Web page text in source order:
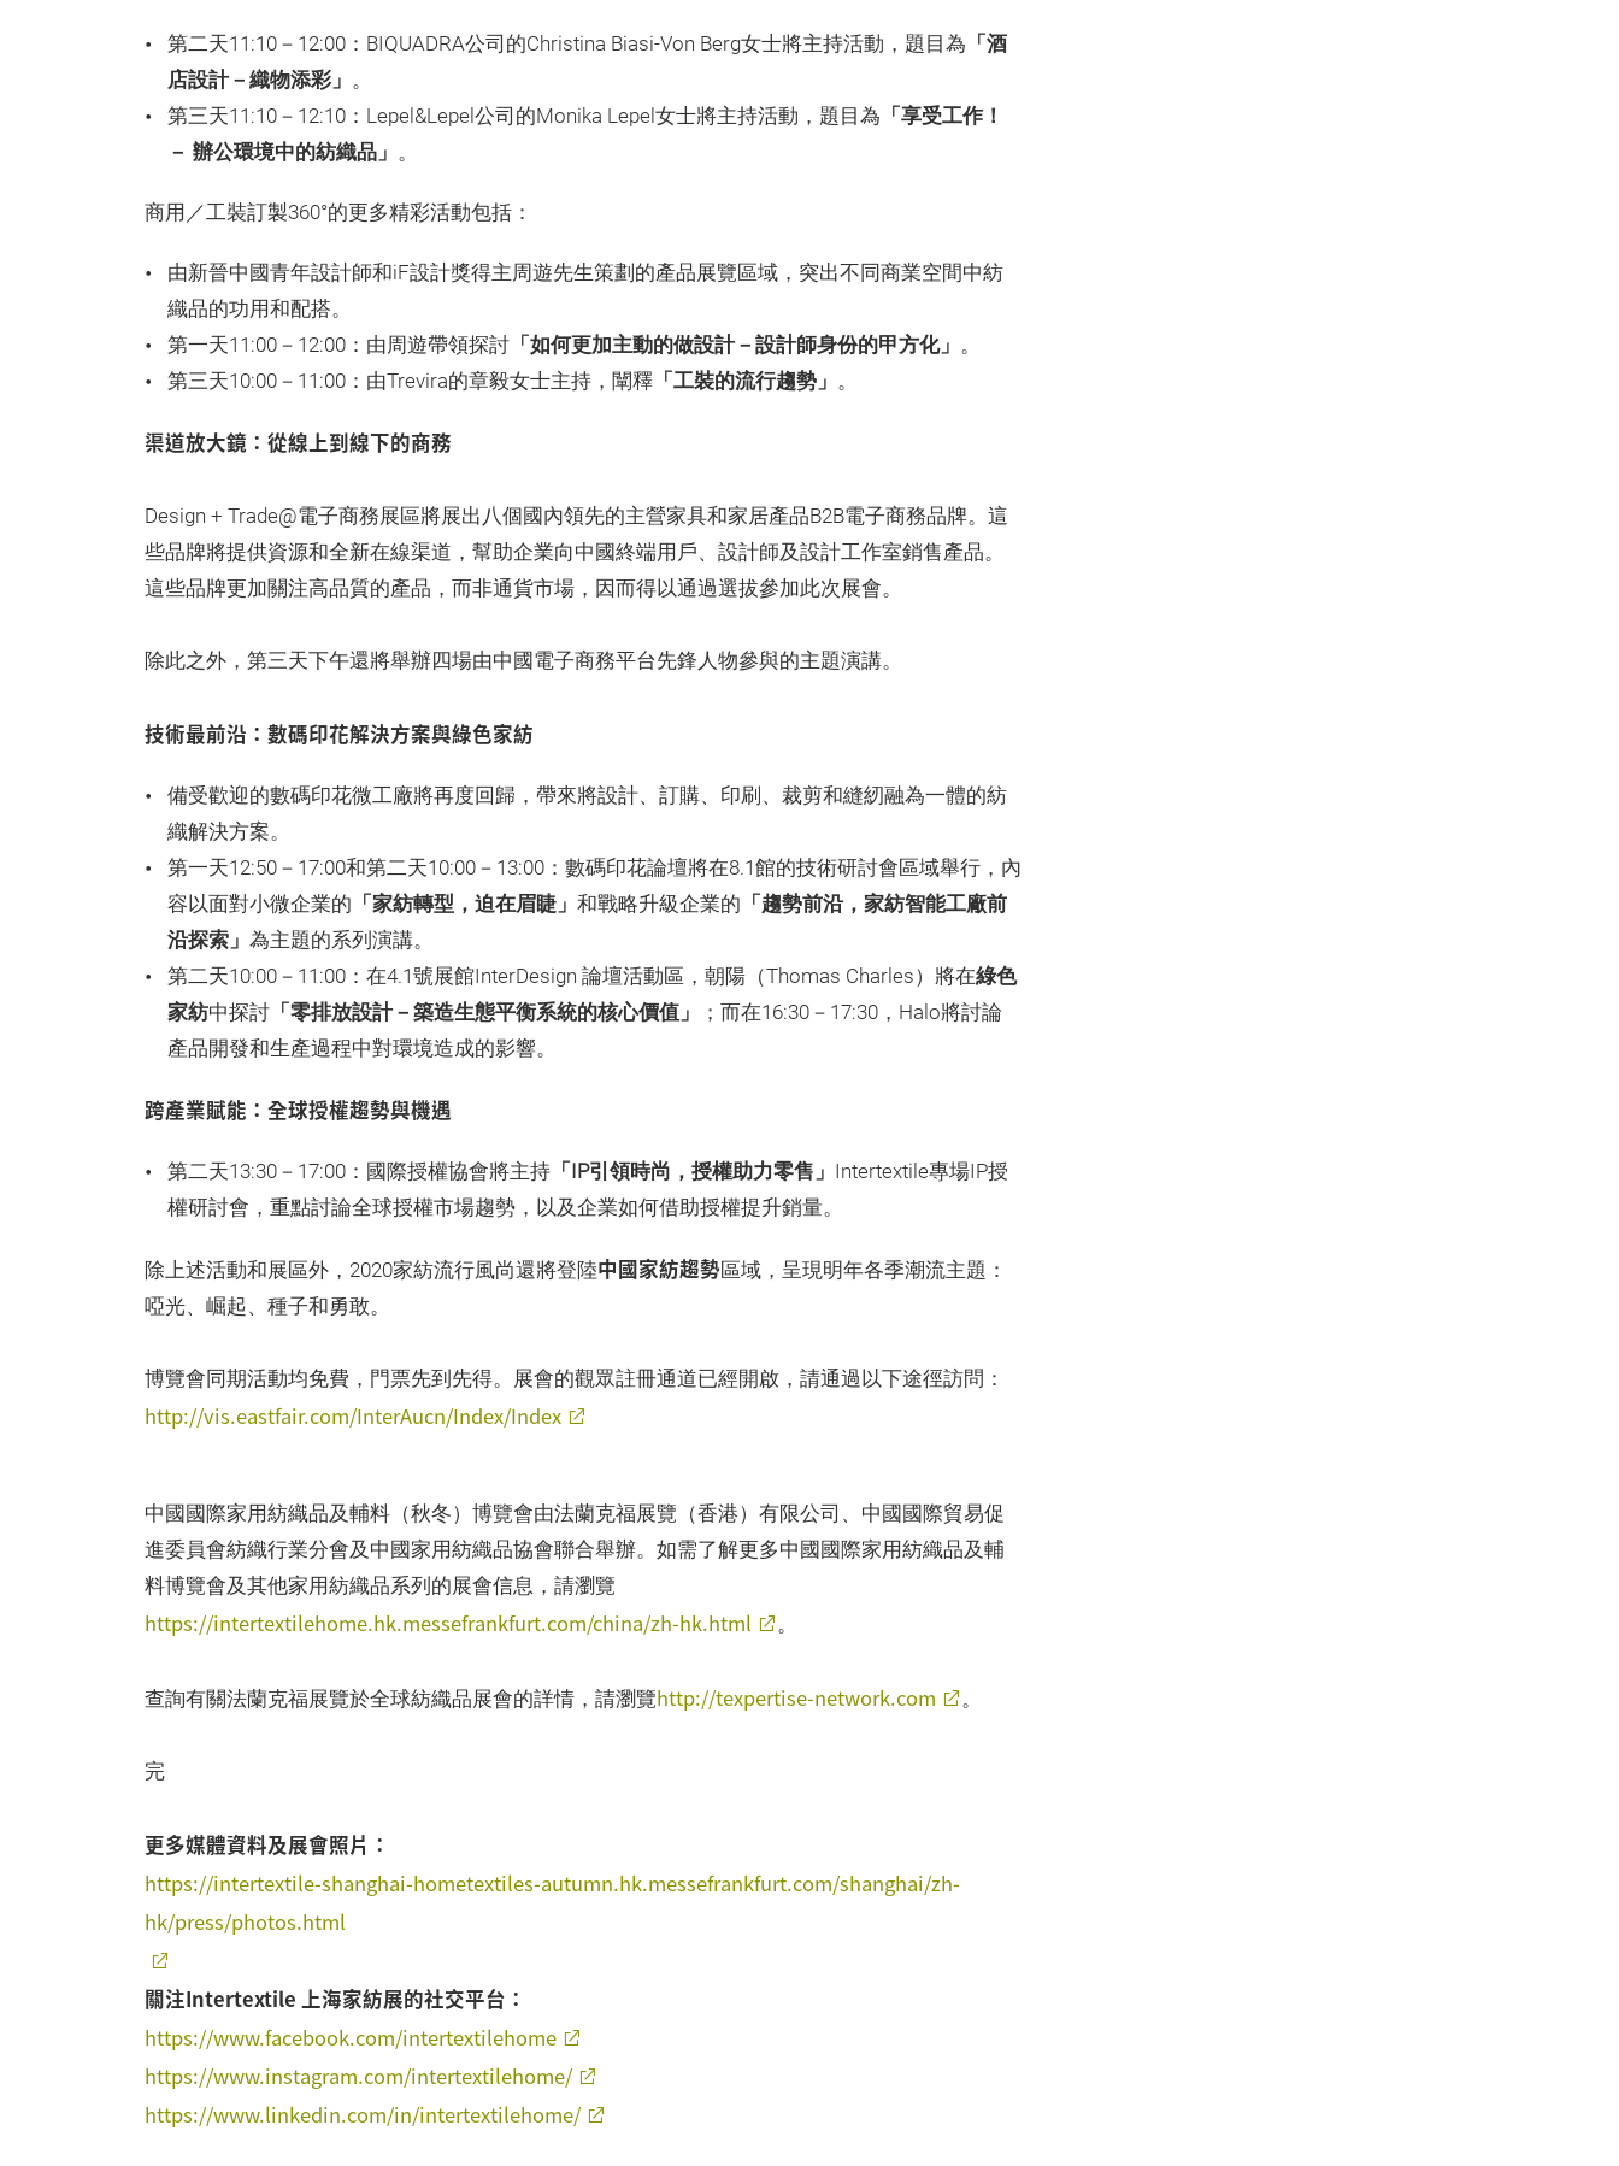
第二天11:10－12:00：BIQUADRA公司的Christina Biasi-Von Berg女士將主持活動，題目為 「酒
店設計－織物添彩」 。
第三天11:10－12:10：Lepel&Lepel公司的Monika Lepel女士將主持活動，題目為 「享受工作！
－ 辦公環境中的紡織品」 。
商用／工裝訂製360°的更多精彩活動包括：
由新晉中國青年設計師和iF設計獎得主周遊先生策劃的產品展覽區域，突出不同商業空間中紡
織品的功用和配搭。
第一天11:00－12:00：由周遊帶領探討 「如何更加主動的做設計－設計師身份的甲方化」 。
第三天10:00－11:00：由Trevira的章毅女士主持，闡釋 「工裝的流行趨勢」 。
渠道放大鏡：從線上到線下的商務
Design + Trade@電子商務展區將展出八個國內領先的主營家具和家居產品B2B電子商務品牌。這
些品牌將提供資源和全新在線渠道，幫助企業向中國終端用戶、設計師及設計工作室銷售產品。
這些品牌更加關注高品質的產品，而非通貨市場，因而得以通過選拔參加此次展會。
除此之外，第三天下午還將舉辦四場由中國電子商務平台先鋒人物參與的主題演講。
技術最前沿：數碼印花解決方案與綠色家紡
備受歡迎的數碼印花微工廠將再度回歸，帶來將設計、訂購、印刷、裁剪和縫紉融為一體的紡
織解決方案。
第一天12:50－17:00和第二天10:00－13:00：數碼印花論壇將在8.1館的技術研討會區域舉行，內
容以面對小微企業的 「家紡轉型，迫在眉睫」 和戰略升級企業的 「趨勢前沿，家紡智能工廠前
沿探索」 為主題的系列演講。
第二天10:00－11:00：在4.1號展館InterDesign 論壇活動區，朝陽（Thomas Charles）將在綠色
家紡中探討 「零排放設計－築造生態平衡系統的核心價值」
；而在16:30－17:30，Halo將討論
產品開發和生產過程中對環境造成的影響。
跨產業賦能：全球授權趨勢與機遇
第二天13:30－17:00：國際授權協會將主持 「IP引領時尚，授權助力零售」 Intertextile專場IP授
權研討會，重點討論全球授權市場趨勢，以及企業如何借助授權提升銷量。
除上述活動和展區外，2020家紡流行風尚還將登陸中國家紡趨勢區域，呈現明年各季潮流主題：
啞光、崛起、種子和勇敢。
博覽會同期活動均免費，門票先到先得。展會的觀眾註冊通道已經開啟，請通過以下途徑訪問：
http://vis.eastfair.com/InterAucn/Index/Index
中國國際家用紡織品及輔料（秋冬）博覽會由法蘭克福展覽（香港）有限公司、中國國際貿易促
進委員會紡織行業分會及中國家用紡織品協會聯合舉辦。如需了解更多中國國際家用紡織品及輔
料博覽會及其他家用紡織品系列的展會信息，請瀏覽
https://intertextilehome.hk.messefrankfurt.com/china/zh-hk.html 。
查詢有關法蘭克福展覽於全球紡織品展會的詳情，請瀏覽http://texpertise-network.com 。
完
更多媒體資料及展會照片：
https://intertextile-shanghai-hometextiles-autumn.hk.messefrankfurt.com/shanghai/zh-
hk/press/photos.html
關注Intertextile 上海家紡展的社交平台：
https://www.facebook.com/intertextilehome
https://www.instagram.com/intertextilehome/
https://www.linkedin.com/in/intertextilehome/